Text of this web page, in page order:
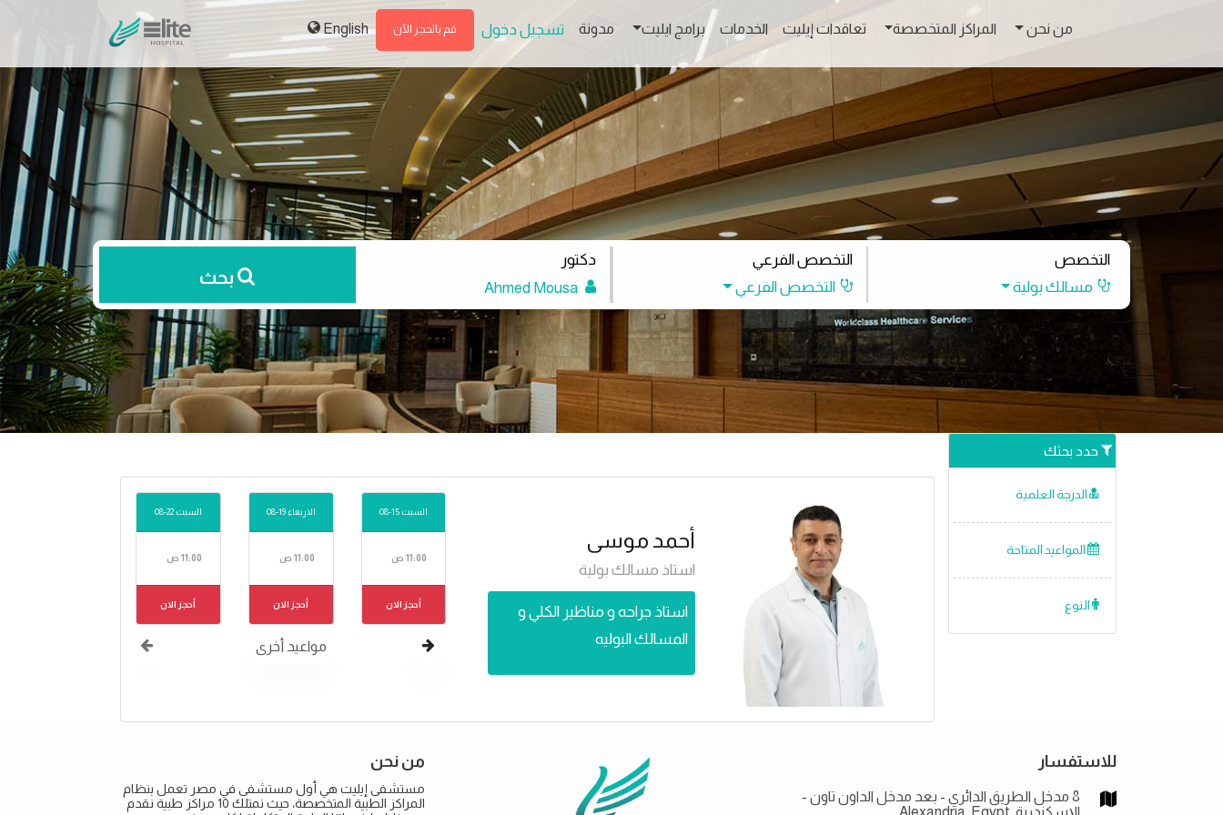
من نحن المراكز المتخصصة تعاقدات إيليت الخدمات برامج ايليت مدونة تسجيل دخول قم بالحجز الأن English
التخصص
مسالك بولية
التخصص الفرعي
التخصص الفرعي
دكتور
بحث
أحمد موسى
استاذ مسالك بولية
استاذ جراحه و مناظير الكلي و
المسالك البوليه
السبت 15-08
11:00 ص
أحجز الان
الاربعاء 19-08
11:00 ص
أحجز الان
السبت 22-08
11:00 ص
أحجز الان
مواعيد أخرى
للاستفسار
8 مدخل الطريق الدائري - بعد مدخل الداون تاون -
من نحن
مستشفى إيليت هي أول مستشفى في مصر تعمل بنظام
المراكز الطبية المتخصصة، حيث نمتلك 10 مراكز طبية نقدم